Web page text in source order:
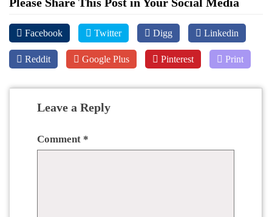
Facebook Twitter Digg Linkedin
Reddit Google Plus Pinterest Print
Leave a Reply
Comment *